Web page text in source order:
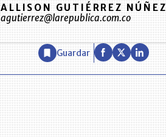
ALLISON GUTIÉRREZ NÚÑEZ
agutierrez@larepublica.com.co
Guardar